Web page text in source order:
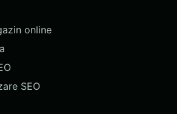
online
SEO